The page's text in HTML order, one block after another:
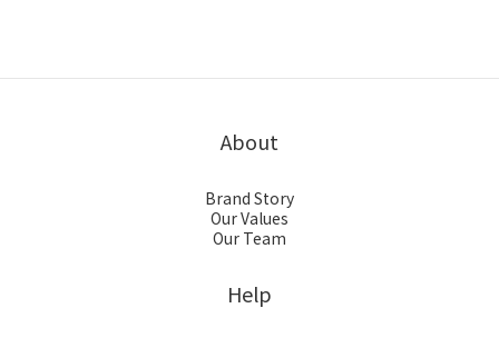
About
Brand Story
Our Values
Our Team
Help